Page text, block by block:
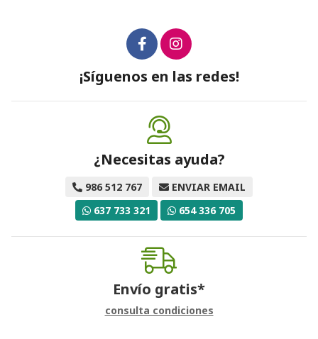
¡Síguenos en las redes!
¿Necesitas ayuda?
986 512 767
ENVIAR EMAIL
637 733 321
654 336 705
Envío gratis*
consulta condiciones